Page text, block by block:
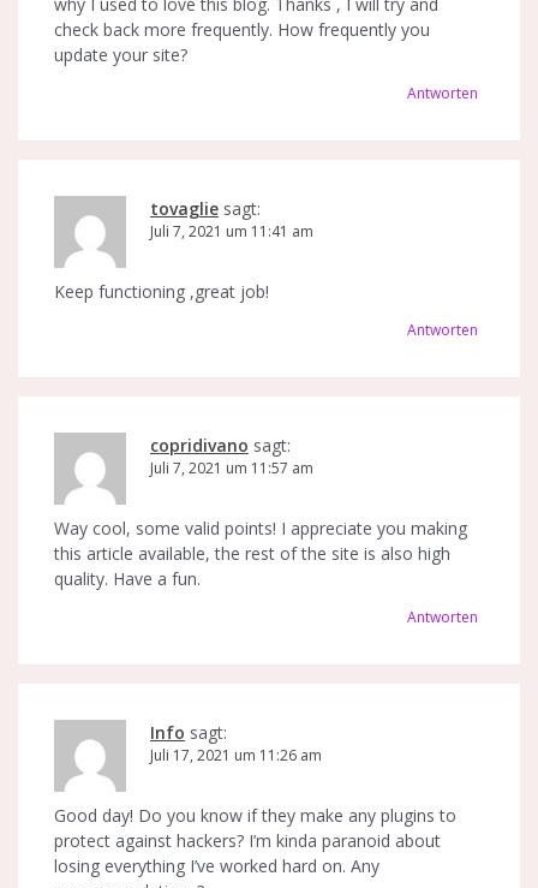
check back more frequently. How frequently you
update your site?
Antworten
tovaglie sagt:
Juli 7, 2021 um 11:41 am
Keep functioning ,great job!
Antworten
copridivano sagt:
Juli 7, 2021 um 11:57 am
Way cool, some valid points! I appreciate you making
this article available, the rest of the site is also high
quality. Have a fun.
Antworten
Info sagt:
Juli 17, 2021 um 11:26 am
Good day! Do you know if they make any plugins to
protect against hackers? I’m kinda paranoid about
losing everything I’ve worked hard on. Any